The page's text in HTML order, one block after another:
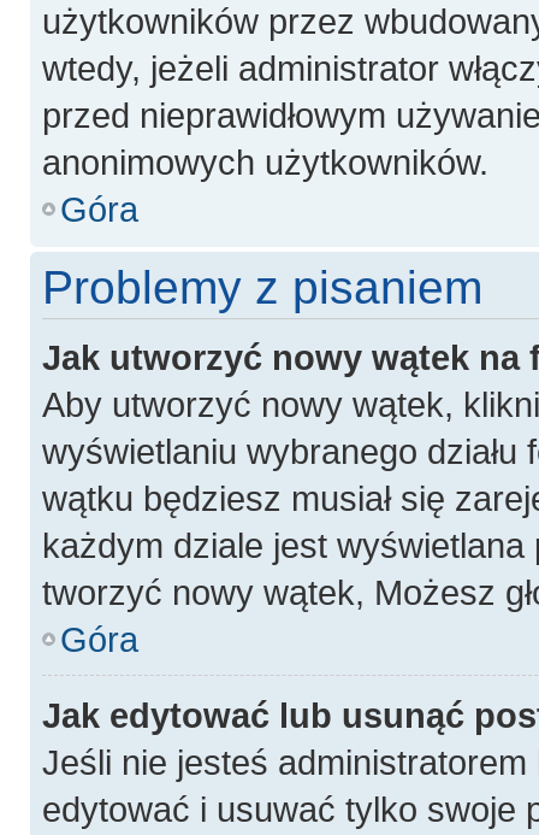
użytkowników przez
wtedy, jeżeli administrator
przed nieprawidłowym
anonimowych użytkowników.
Góra
Problemy z pisaniem
Jak utworzyć nowy wątek na
Aby utworzyć nowy wątek,
wyświetlaniu wybranego
wątku będziesz musiał się
każdym dziale jest wyświetlana
tworzyć nowy wątek, Możesz
Góra
Jak edytować lub usunąć
Jeśli nie jesteś
edytować i usuwać tylko swoje